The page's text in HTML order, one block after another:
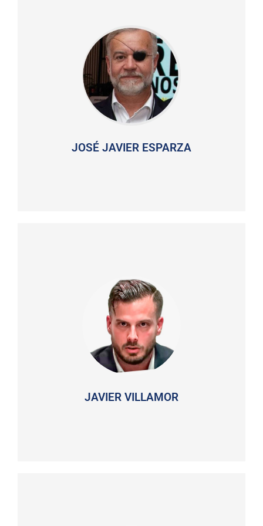
JOSÉ JAVIER ESPARZA
Escritor y periodista, lleva años entregado a la
tarea de reconstruir la identidad española a partir
de su Historia. De ello dan testimonio su exitosa
trilogía La Reconquista, La cruzada del océano,
sobre el descubrimiento y conquista de América, La
historia de la Yihad, tal día como hoy. Almanaque
de la Historia de España, Tercios. La verdadera
historia de la primera España. En la misma línea
jabalí blanco, El Reino del Norte y Los demonios del
mar, todos ellos publicadas en La Esfera de los
JAVIER VILLAMOR
Doble licenciado en Periodismo y Comunicación
Audiovisual por la Universidad CEU San Pablo de
Madrid. Previamente cursó estudios de Ciencias
Biológicas en la Universidad Complutense de la
misma ciudad. Se ha formado en diversos medios
de comunicación como El Economista, La Razón o
la Agencia EFE y en otros países como Alemania,
Francia, Inglaterra, Estados Unidos y Canadá. Ha
agencias y en fundaciones. Actualmente es editor